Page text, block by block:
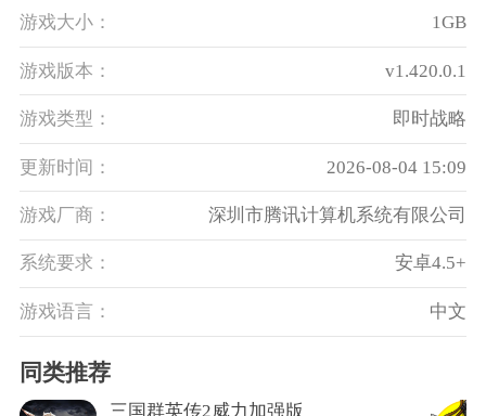
游戏大小： 1GB
游戏版本： v1.420.0.1
游戏类型： 即时战略
更新时间： 2026-08-04 15:09
游戏厂商： 深圳市腾讯计算机系统有限公司
系统要求： 安卓4.5+
游戏语言： 中文
同类推荐
三国群英传2威力加强版